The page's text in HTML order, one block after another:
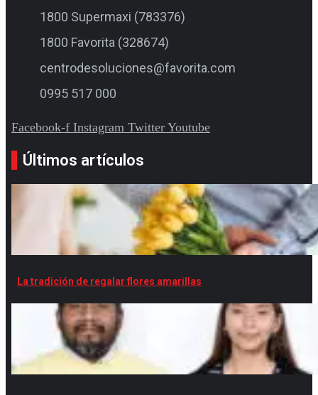
1800 Supermaxi (783376)
1800 Favorita (328674)
centrodesoluciones@favorita.com
0995 517 000
Facebook-f Instagram Twitter Youtube
Últimos artículos
La tradición de regalar flores amarillas